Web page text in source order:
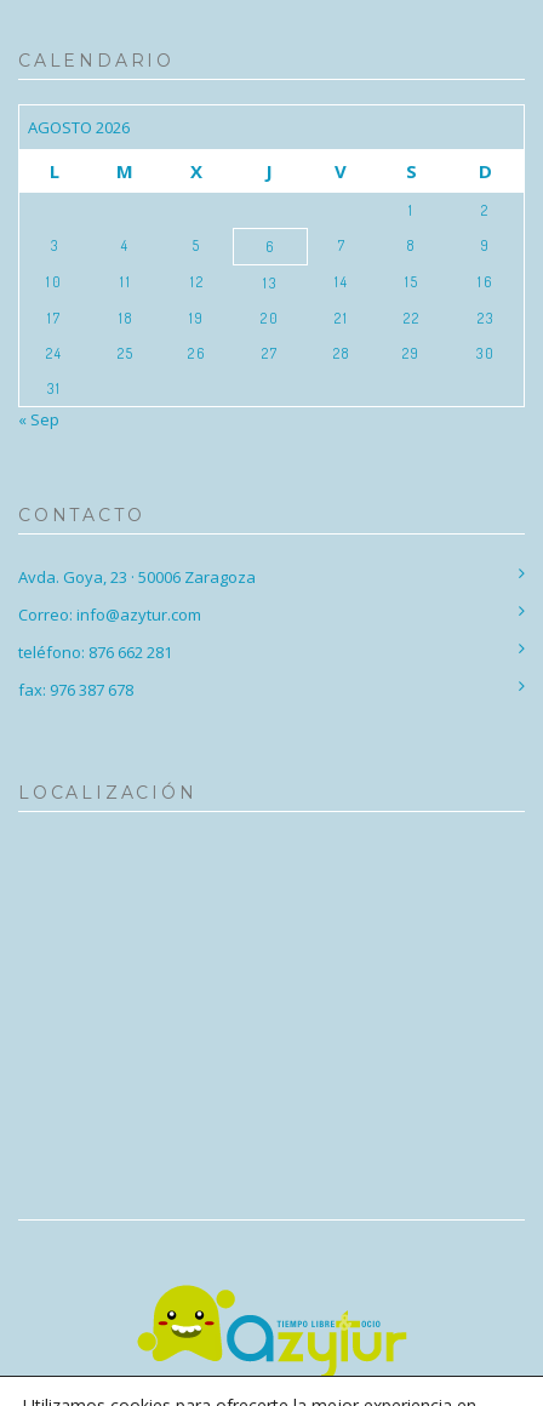
CALENDARIO
AGOSTO 2026
L M X J V S D
1
2
3
4 5 6 7 8
9
10
11 12 13 14 15
16
17
18 19 20 21 22
23
24
25 26 27 28 29
30
31
« Sep
CONTACTO
Avda. Goya, 23 · 50006 Zaragoza
Correo: info@azytur.com
teléfono: 876 662 281
fax: 976 387 678
LOCALIZACIÓN